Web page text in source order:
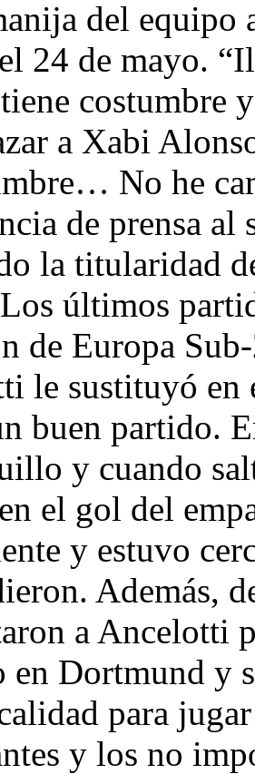
del equipo
24 de mayo.
costumbre
a Xabi
No he
de prensa al
la titularidad
últimos
de Europa
le sustituyó en
buen partido.
y cuando
el gol del
y estuvo
Además,
a Ancelotti
en Dortmund y
para
y los no